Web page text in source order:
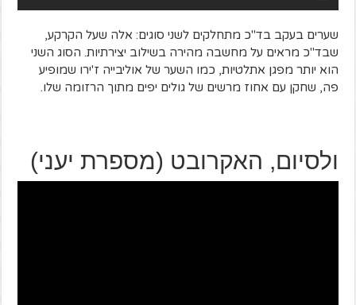
שערים בעקב בד"כ מתחלקים לשני סוגים: אלה שעל הקרקע,
שבד"כ מראים על מחשבה מהירה בשילוב יצירתיות. הסוג השני
הוא יותר מפגן אתלטיות, כמו השער של אוליבייה ז'ירו שמופיע
פה, שחקן עם אחוז מרשים של גולים יפים מתוך הרזומה שלו.
ולסיום, האקרובט (מספרת יעני)